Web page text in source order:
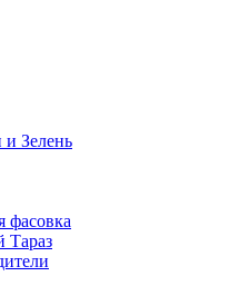
Зелень
фасовка
Тараз